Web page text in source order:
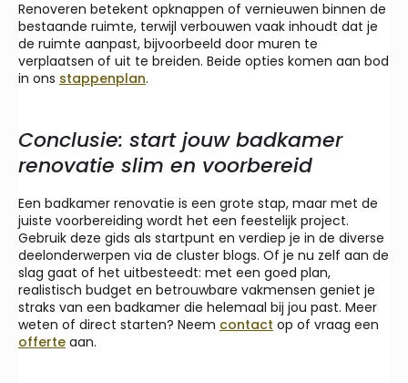
Renoveren betekent opknappen of vernieuwen binnen de
bestaande ruimte, terwijl verbouwen vaak inhoudt dat je
de ruimte aanpast, bijvoorbeeld door muren te
verplaatsen of uit te breiden. Beide opties komen aan bod
in ons stappenplan.
Conclusie: start jouw badkamer
renovatie slim en voorbereid
Een badkamer renovatie is een grote stap, maar met de
juiste voorbereiding wordt het een feestelijk project.
Gebruik deze gids als startpunt en verdiep je in de diverse
deelonderwerpen via de cluster blogs. Of je nu zelf aan de
slag gaat of het uitbesteedt: met een goed plan,
realistisch budget en betrouwbare vakmensen geniet je
straks van een badkamer die helemaal bij jou past. Meer
weten of direct starten? Neem contact op of vraag een
offerte aan.